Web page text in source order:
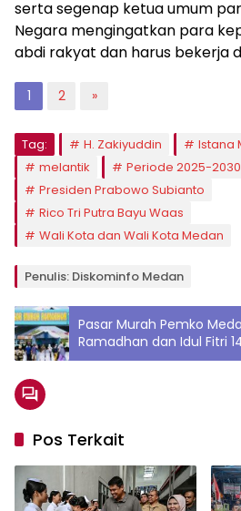
serta segenap ketua umum
Negara mengingatkan para
abdi rakyat dan harus bekerja
1 2 »
Tag: H. Zakiyuddin
Istana
melantik
Periode 2025-2030
Presiden Prabowo Subianto
Rico Tri Putra Bayu Waas
Wali Kota dan Wali Kota Medan
Penulis: Diskominfo Medan
Pasar Murah Pemko
Ramadhan dan Idul Fitri
Pos Terkait